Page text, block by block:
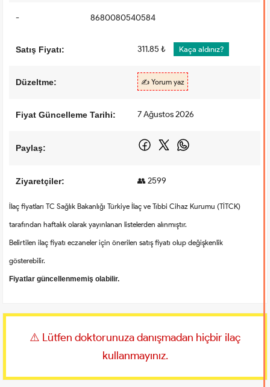
- 8680080540584
Satış Fiyatı: 311.85 ₺ Kaça aldınız?
Düzeltme: ✍️ Yorum yaz
Fiyat Güncelleme Tarihi: 7 Ağustos 2026
Paylaş:
Ziyaretçiler: 👥 2599
İlaç fiyatları TC Sağlık Bakanlığı Türkiye İlaç ve Tıbbi Cihaz Kurumu (TİTCK)
tarafından haftalık olarak yayınlanan listelerden alınmıştır.
Belirtilen ilaç fiyatı eczaneler için önerilen satış fiyatı olup değişkenlik
gösterebilir.
Fiyatlar güncellenmemiş olabilir.
⚠️ Lütfen doktorunuza danışmadan hiçbir ilaç
kullanmayınız.